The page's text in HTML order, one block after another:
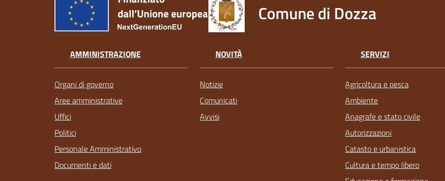
Comune di Dozza
AMMINISTRAZIONE
Organi di governo
Aree amministrative
Uffici
Politici
Personale Amministrativo
Documenti e dati
NOVITÀ
Notizie
Comunicati
Avvisi
SERVIZI
Agricoltura e pesca
Ambiente
Anagrafe e stato civile
Autorizzazioni
Catasto e urbanistica
Cultura e tempo libero